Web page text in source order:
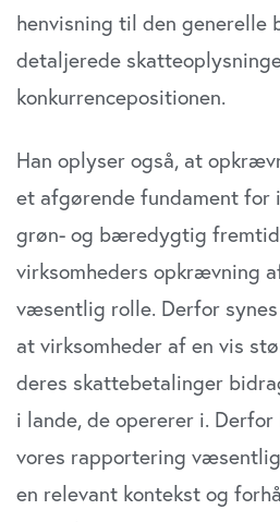
henvisning til den generelle
detaljerede
konkurrencepositionen.
Han oplyser også, at
et afgørende fundament for
grøn- og bæredygtig
virksomheders opkrævning
væsentlig rolle. Derfor
at virksomheder af en vis
deres skattebetalinger
i lande, de opererer i.
vores rapportering
en relevant kontekst og